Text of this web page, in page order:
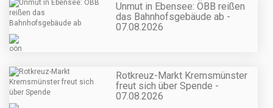
Unmut in Ebensee: ÖBB reißen
das Bahnhofsgebäude ab -
07.08.2026
Rotkreuz-Markt Kremsmünster
freut sich über Spende -
07.08.2026